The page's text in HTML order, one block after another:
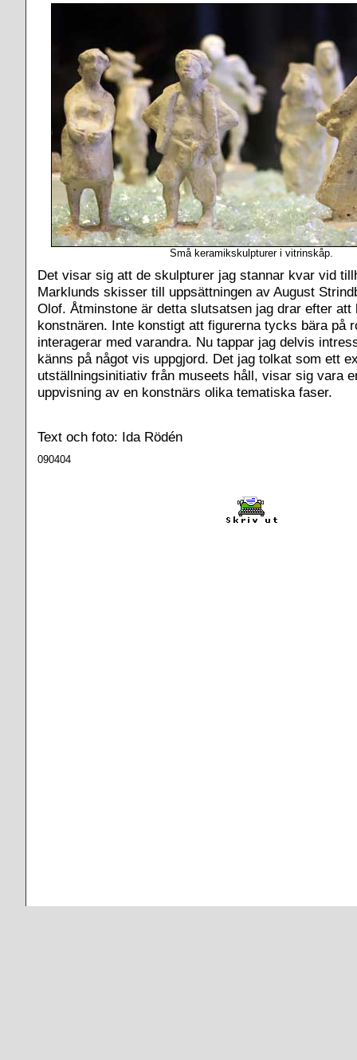
Små keramikskulpturer i vitrinskåp.
Det visar sig att de skulpturer jag stannar kvar vid
Marklunds skisser till uppsättningen av August
Olof. Åtminstone är detta slutsatsen jag drar efter att
konstnären. Inte konstigt att figurerna tycks bära på
interagerar med varandra. Nu tappar jag delvis
känns på något vis uppgjord. Det jag tolkat som ett
utställningsinitiativ från museets håll, visar sig vara
uppvisning av en konstnärs olika tematiska faser.
Text och foto: Ida Rödén
090404